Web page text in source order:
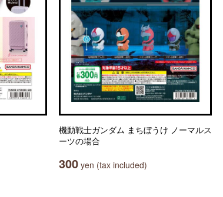
機動戦士ガンダム まちぼうけ ノーマルス
ーツの場合
300 yen (tax included)